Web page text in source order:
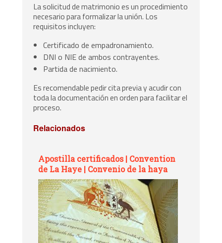
La solicitud de matrimonio es un procedimiento
necesario para formalizar la unión. Los
requisitos incluyen:
Certificado de empadronamiento.
DNI o NIE de ambos contrayentes.
Partida de nacimiento.
Es recomendable pedir cita previa y acudir con
toda la documentación en orden para facilitar el
proceso.
Relacionados
Apostilla certificados | Convention
de La Haye | Convenio de la haya